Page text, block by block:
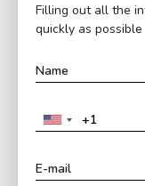
Filling out all the
quickly as possible